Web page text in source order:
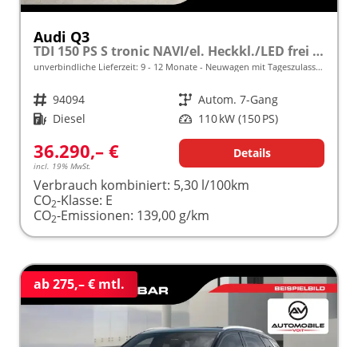
Audi Q3
TDI 150 PS S tronic NAVI/el. Heckkl./LED frei konfigurierbar!
unverbindliche Lieferzeit: 9 - 12 Monate Neuwagen mit Tageszulassung
Fahrzeugnr. 94094 Getriebe Autom. 7-Gang
Kraftstoff Diesel Leistung 110 kW (150 PS)
36.290,– €
incl. 19% MwSt.
Details
Verbrauch kombiniert: 5,30 l/100km
CO2-Klasse: E
CO2-Emissionen: 139,00 g/km
ab 275,– € mtl.